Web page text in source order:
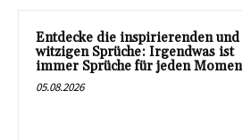
Entdecke die inspirierenden und
witzigen Sprüche: Irgendwas ist
immer Sprüche für jeden
05.08.2026